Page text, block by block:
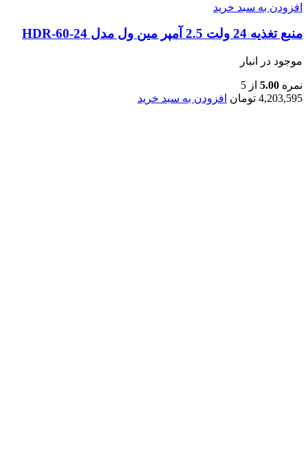
افزودن به سبد خرید
منبع تغذیه 24 ولت 2.5 آمپر مین ول مدل HDR-60-24
موجود در انبار
نمره 5.00 از 5
4,203,595 تومان افزودن به سبد خرید